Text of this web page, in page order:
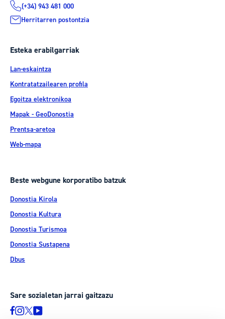
(+34) 943 481 000
Herritarren postontzia
Esteka erabilgarriak
Lan-eskaintza
Kontratatzailearen profila
Egoitza elektronikoa
Mapak - GeoDonostia
Prentsa-aretoa
Web-mapa
Beste webgune korporatibo batzuk
Donostia Kirola
Donostia Kultura
Donostia Turismoa
Donostia Sustapena
Dbus
Sare sozialetan jarrai gaitzazu